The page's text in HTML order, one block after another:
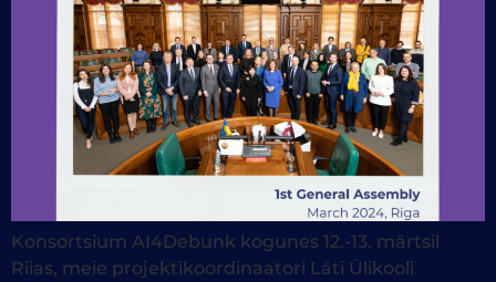
Konsortsium AI4Debunk kogunes 12.-13. märtsil
Riias, meie projektikoordinaatori Läti Ülikooli